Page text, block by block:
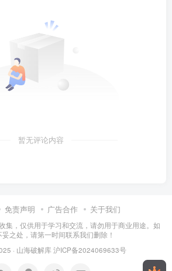
暂无评论内容
免责声明 广告合作 关于我们
集，仅供用于学习和交流，请勿用于商业用途。如
之处，请第一时间联系我们删除！
· 山海破解库沪ICP备2024069633号